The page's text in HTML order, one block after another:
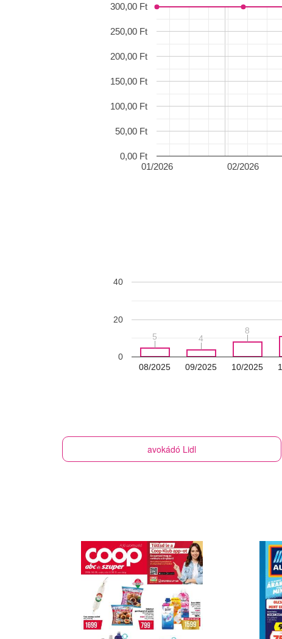
01/2026 02/2026
0,00 Ft
50,00 Ft
100,00 Ft
150,00 Ft
200,00 Ft
250,00 Ft
300,00 Ft
08/2025 09/2025 10/2025
0
20
40
5
5 4
4
8
8
avokádó Lidl